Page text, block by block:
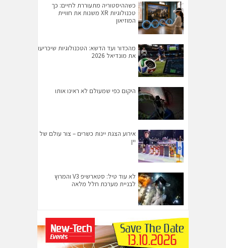
כשההיסטוריה מתעוררת לחיים: כך
טכנולוגיות XR משנות את חוויית
המוזיאון
מהכדור ועד הדשא: הטכנולוגיות שיכריעו
את מונדיאל 2026
היקום כפי שמעולם לא ראינו אותו
אירוע הצגת יינות כשרים – צור עולם של
יין
לא עוד טיל: סטארשיפ V3 והמרוץ
לבניית מערכת חלל מלאה